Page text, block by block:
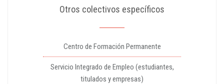
Otros colectivos específicos
Centro de Formación Permanente
Servicio Integrado de Empleo (estudiantes,
titulados y empresas)